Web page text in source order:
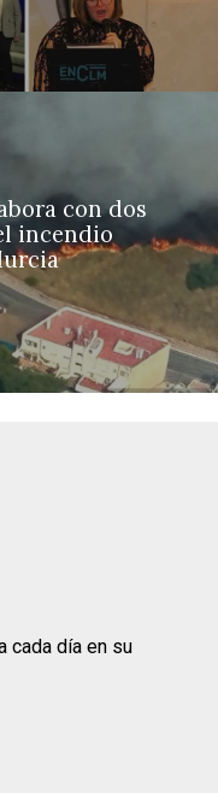
con dos
incendio
cada día en su